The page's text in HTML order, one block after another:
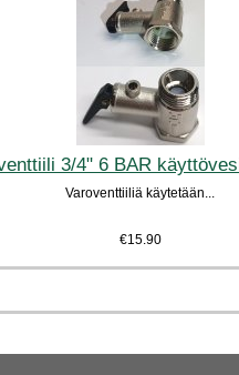
3/4" 6 BAR
Varoventtiiliä käytetään...
€15.90